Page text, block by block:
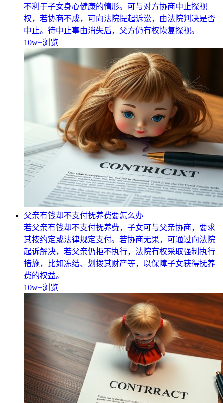
不利于子女身心健康的情形。可与对方协商中止探视
权，若协商不成，可向法院提起诉讼，由法院判决是否
中止。待中止事由消失后，父方仍有权恢复探视。
10w+浏览
父亲有钱却不支付抚养费要怎么办
若父亲有钱却不支付抚养费，子女可与父亲协商，要求
其按约定或法律规定支付。若协商无果，可通过向法院
起诉解决，若父亲仍拒不执行，法院有权采取强制执行
措施，比如冻结、划拨其财产等，以保障子女获得抚养
费的权益。
10w+浏览